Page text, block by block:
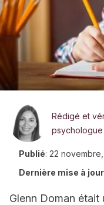
Rédigé et
psychologue
Publié: 22
Dernière mise à jour
Glenn Doman